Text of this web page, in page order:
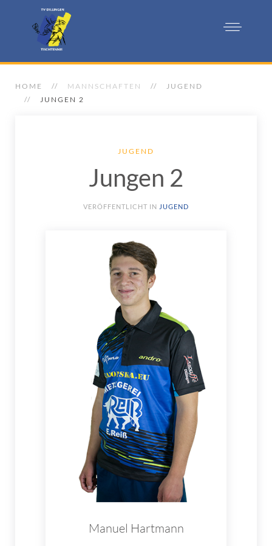
HOME MANNSCHAFTEN
JUGEND
JUNGEN 2
JUGEND
Jungen 2
VERÖFFENTLICHT IN JUGEND
Manuel Hartmann